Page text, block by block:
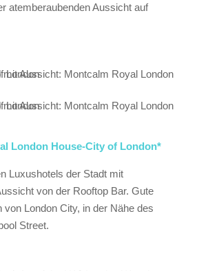
atemberaubenden Aussicht auf
London House-City of London*
Luxushotels der Stadt mit
von der Rooftop Bar. Gute
von London City, in der Nähe des
Street.